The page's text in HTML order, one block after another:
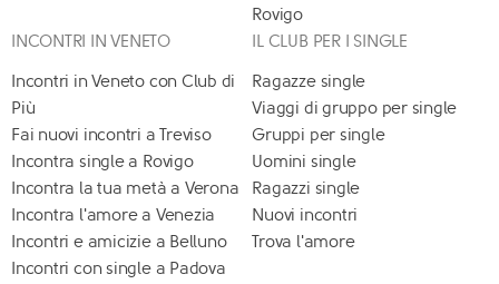
Rovigo
INCONTRI IN VENETO
Incontri in Veneto con Club di
Più
Fai nuovi incontri a Treviso
Incontra single a Rovigo
Incontra la tua metà a Verona
Incontra l'amore a Venezia
Incontri e amicizie a Belluno
Incontri con single a Padova
IL CLUB PER I SINGLE
Ragazze single
Viaggi di gruppo per single
Gruppi per single
Uomini single
Ragazzi single
Nuovi incontri
Trova l'amore